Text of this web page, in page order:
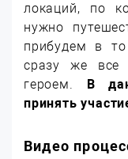
локаций, по
нужно
прибудем в
сразу же все
героем.
В
принять
Видео